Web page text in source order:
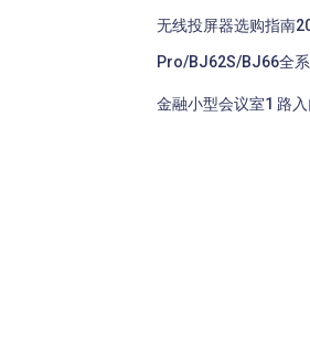
无线投屏器选购指南
Pro/BJ62S/BJ66全
金融小型会议室1 路